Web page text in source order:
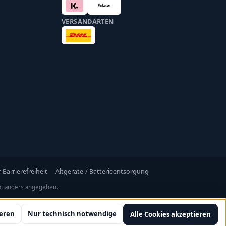
VERSANDARTEN
Barrierefreiheit Altgeräte-/ Batterieentsorgung
anders angegeben.
Nur technisch notwendige Alle Cookies akzeptieren